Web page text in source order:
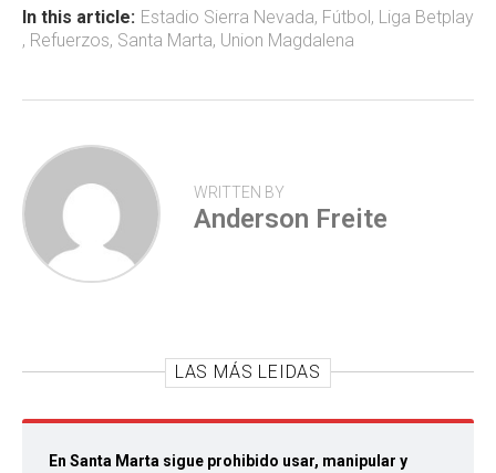
ok p
p
tir
In this article: Estadio Sierra Nevada, Fútbol, Liga Betplay
, Refuerzos, Santa Marta, Union Magdalena
WRITTEN BY
Anderson Freite
LAS MÁS LEIDAS
En Santa Marta sigue prohibido usar, manipular y